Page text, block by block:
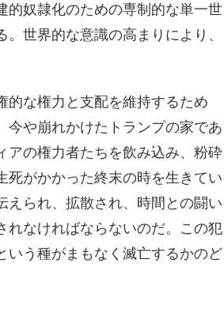
的奴隷化のための専制的な単一世
世界的な意識の高まりにより、
的な権力と支配を維持するため
今や崩れかけたトランプの家であ
アの権力者たちを飲み込み、粉砕
死がかかった終末の時を生きてい
えられ、拡散され、時間との闘い
れなければならないのだ。この犯
いう種がまもなく滅亡するかのど